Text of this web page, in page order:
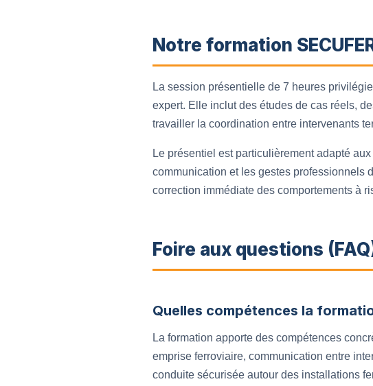
Notre formation
La session présentielle de 7 heures
expert. Elle inclut des études de cas réels,
travailler la coordination entre intervenants
Le présentiel est particulièrement adapté
communication et les gestes professionnels
correction immédiate des comportements à
Foire aux questions
Quelles compétences la
La formation apporte des compétences
emprise ferroviaire, communication entre
conduite sécurisée autour des installations